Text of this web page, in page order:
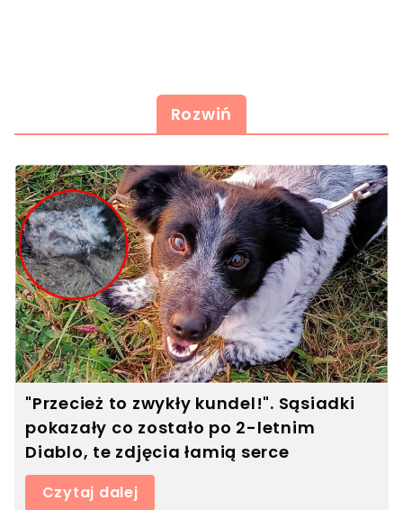
Rozwiń
"Przecież to zwykły kundel!". Sąsiadki
pokazały co zostało po 2-letnim
Diablo, te zdjęcia łamią serce
Czytaj dalej